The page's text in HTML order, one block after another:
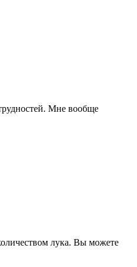
Мне вообще
лука. Вы можете